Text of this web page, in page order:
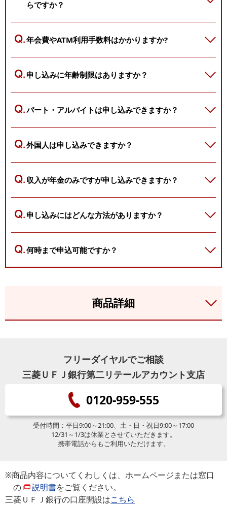
らですか？
年会費やATM利用手数料はかかりますか?
申し込みに年齢制限はありますか？
パート・アルバイトは申し込みできますか？
外国人は申し込みできますか？
収入が年金のみですが申し込みできますか？
申し込みにはどんな方法がありますか？
何時まで申込可能ですか？
商品詳細
フリーダイヤルでご相談
三菱ＵＦＪ銀行第二リテールアカウント支店
0120-959-555
受付時間：平日9:00～21:00、土・日・祝日9:00～17:00
12/31～1/3は休業とさせていただきます。
携帯電話からもご利用いただけます。
※商品内容についてくわしくは、ホームページまたは窓口
の
説明書をご覧ください。
三菱ＵＦＪ銀行の口座開設はこちら